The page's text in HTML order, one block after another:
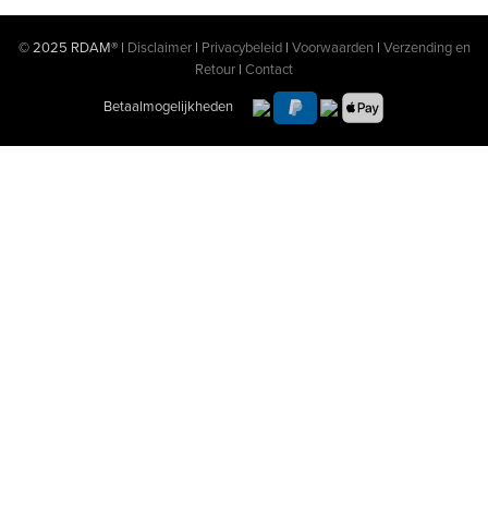
© 2025 RDAM® | Disclaimer| Privacybeleid| Voorwaarden | Verzending en
Retour | Contact
Betaalmogelijkheden